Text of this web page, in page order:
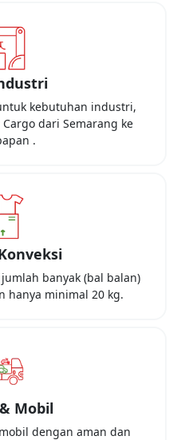
kebutuhan industri,
dari Semarang ke
.
banyak (bal balan)
hanya minimal 20 kg.
Mobil
dengan aman dan